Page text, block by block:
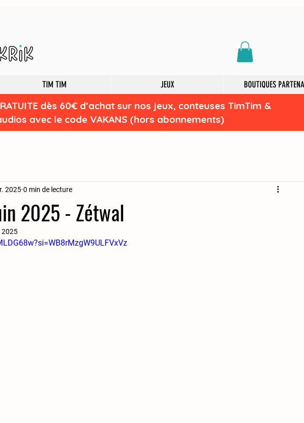
TIM TIM JEUX BOUTIQUES
dès 60€ d’achat sur nos jeux, conteuses TimTim &
avec le code VAKANS (hors abonnements)
2025 - Zétwal
2025 0 min de lecture
2025